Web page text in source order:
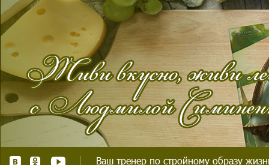
Ваш тренер по стройному образу